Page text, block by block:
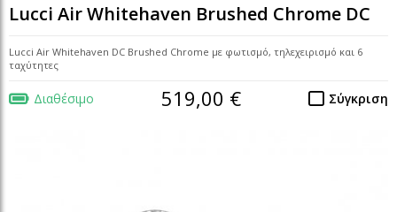
Lucci Air Whitehaven Brushed Chrome DC
Lucci Air Whitehaven DC Brushed Chrome με φωτισμό, τηλεχειρισμό και 6
ταχύτητες
Διαθέσιμο Σύγκριση
519,00 €